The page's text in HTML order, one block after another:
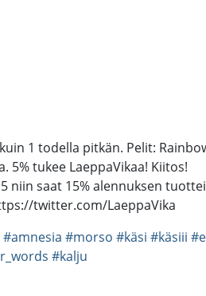
1 todella pitkän. Pelit:
5% tukee LaeppaVikaa! Kiitos!
saat 15% alennuksen
twitter.com/LaeppaVika
#amnesia #morso #käsi #käsiii
#kalju